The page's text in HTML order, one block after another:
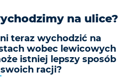
na ulice?
teraz wychodzić na
wobec lewicowych
istniej lepszy sposób
racji?